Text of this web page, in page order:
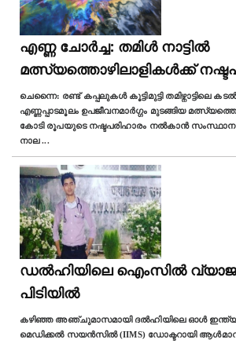
എണ്ണ ചോർച്ച: തമിള്‍ നാട്ടില്‍
മത്സ്യത്തൊഴിലാളികൾക്ക്
ചെന്നൈ: രണ്ട് കപ്പലുകൾ കൂട്ടിമുട്ടി തമിഴ്നാട്ടിലെ
എണ്ണപ്പാടമൂലം ഉപജീവനമാർഗ്ഗം മുടങ്ങിയ
കോടി രൂപയുടെ നഷ്ടപരിഹാരം നൽകാൻ സംസ്ഥാന
നാല...
ഡല്‍ഹിയിലെ ഐംസില്‍
പിടിയില്‍
കഴിഞ്ഞ അഞ്ചുമാസമായി ദല്‍ഹിയിലെ ഓൾ ഇന്ത്യാ
മെഡിക്കൽ സയൻസിൽ (IIMS) ഡോക്ടറായി